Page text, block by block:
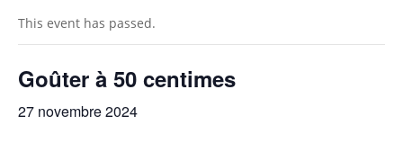
This event has passed.
Goûter à 50 centimes
27 novembre 2024